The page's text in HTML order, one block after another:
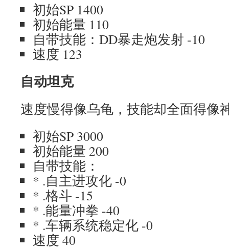
初始SP 1400
初始能量 110
自带技能：DD暴走炮发射 -10
速度 123
自动坦克
速度慢得像乌龟，技能却全面得像
初始SP 3000
初始能量 200
自带技能：
* .自主进攻化 -0
* .格斗 -15
* .能量冲拳 -40
* .车辆系统稳定化 -0
速度 40